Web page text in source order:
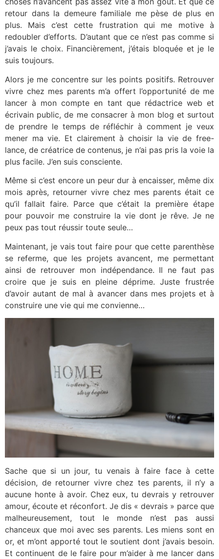
retour dans la demeure familiale me pèse de plus en
plus. Mais c’est cette frustration qui me motive à
redoubler d’efforts. D’autant que ce n’est pas comme si
j’avais le choix. Financièrement, j’étais bloquée et je le
suis toujours.
Alors je me concentre sur les points positifs. Retrouver
vivre chez mes parents m’a offert l’opportunité de me
lancer à mon compte en tant que rédactrice web et
écrivain public, de me consacrer à mon blog et surtout
de prendre le temps de réfléchir à comment je veux
mener ma vie. Et clairement à choisir la vie de free-
lance, de créatrice de contenus, je n’ai pas pris la voie la
plus facile. J’en suis consciente.
Même si c’est encore un peur dur à encaisser, même dix
mois après, retourner vivre chez mes parents était ce
qu’il fallait faire. Parce que c’était la première étape
pour pouvoir me construire la vie dont je rêve. Je ne
peux pas tout réussir toute seule…
Maintenant, je vais tout faire pour que cette parenthèse
se referme, que les projets avancent, me permettant
ainsi de retrouver mon indépendance. Il ne faut pas
croire que je suis en pleine déprime. Juste frustrée
d’avoir autant de mal à avancer dans mes projets et à
construire une vie qui me convienne…
Sache que si un jour, tu venais à faire face à cette
décision, de retourner vivre chez tes parents, il n’y a
aucune honte à avoir. Chez eux, tu devrais y retrouver
amour, écoute et réconfort. Je dis « devrais » parce que
malheureusement, tout le monde n’est pas aussi
chanceux que moi avec ses parents. Les miens sont en
or, et m’ont apporté tout le soutient dont j’avais besoin.
Et continuent de le faire pour m’aider à me lancer dans